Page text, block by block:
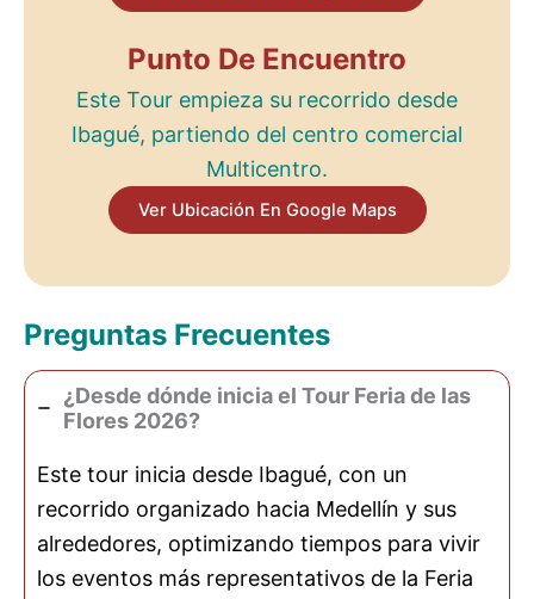
Punto De Encuentro
Este Tour empieza su recorrido desde
Ibagué, partiendo del centro comercial
Multicentro.
Ver Ubicación En Google Maps
Preguntas Frecuentes
¿Desde dónde inicia el Tour Feria de las
Flores 2026?
Este tour inicia desde Ibagué, con un
recorrido organizado hacia Medellín y sus
alrededores, optimizando tiempos para vivir
los eventos más representativos de la Feria